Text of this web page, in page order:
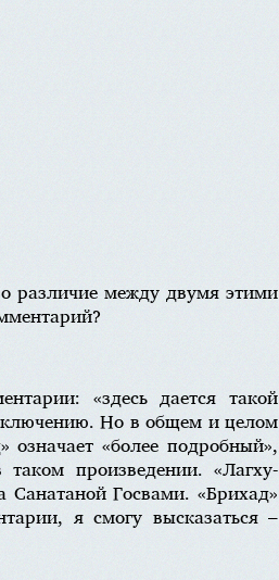
различие между двумя этими
«здесь дается такой
Но в общем и целом
«более подробный»,
произведении. «Лагху-
Санатаной Госвами. «Брихад»
я смогу высказаться –